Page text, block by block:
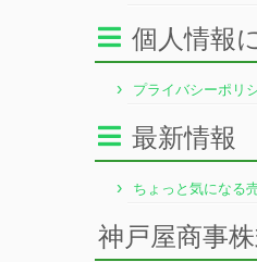
個人情報
プライバシーポリ
最新情報
ちょっと気になる
神戸屋商事